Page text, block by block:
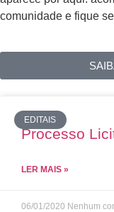
comunidade e fique
EDITAIS
Processo
LER MAIS »
06/01/2020 Nenhum